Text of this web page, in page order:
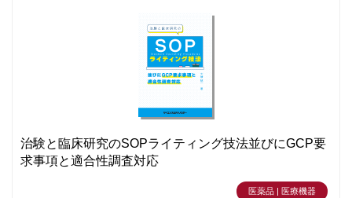
治験と臨床研究のSOPライティング技法並びにGCP要
求事項と適合性調査対応
医薬品 | 医療機器